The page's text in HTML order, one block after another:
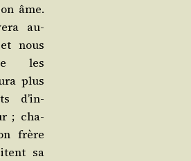
âme.
au-
nous
les
plus
d’in­
; cha­
frère
sa